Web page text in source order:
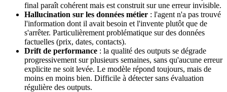
final paraît cohérent mais est construit sur une erreur invisible.
Hallucination sur les données métier : l'agent n'a pas trouvé
l'information dont il avait besoin et l'invente plutôt que de
s'arrêter. Particulièrement problématique sur des données
factuelles (prix, dates, contacts).
Drift de performance : la qualité des outputs se dégrade
progressivement sur plusieurs semaines, sans qu'aucune erreur
explicite ne soit levée. Le modèle répond toujours, mais de
moins en moins bien. Difficile à détecter sans évaluation
régulière des outputs.